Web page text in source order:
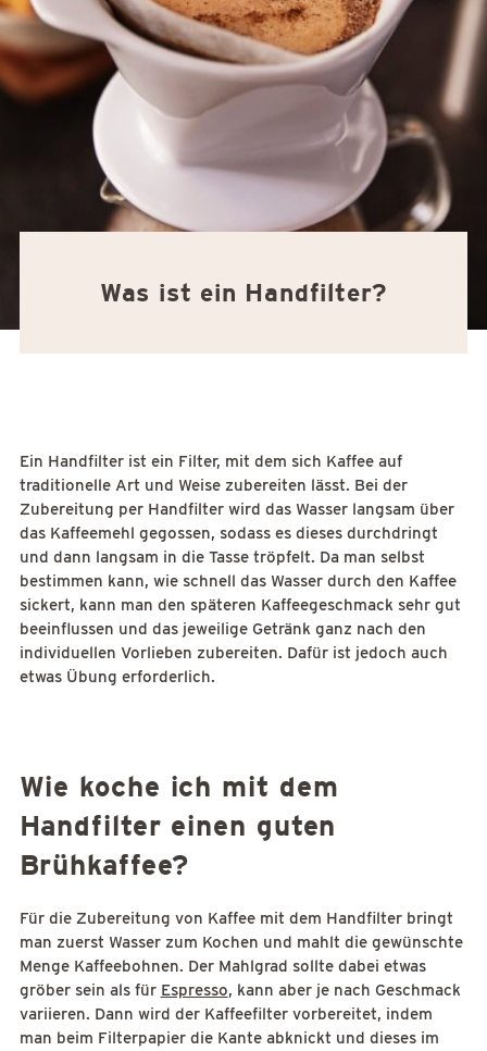
Was ist ein Handfilter?
Ein Handfilter ist ein Filter, mit dem sich Kaffee auf
traditionelle Art und Weise zubereiten lässt. Bei der
Zubereitung per Handfilter wird das Wasser langsam über
das Kaffeemehl gegossen, sodass es dieses durchdringt
und dann langsam in die Tasse tröpfelt. Da man selbst
bestimmen kann, wie schnell das Wasser durch den Kaffee
sickert, kann man den späteren Kaffeegeschmack sehr gut
beeinflussen und das jeweilige Getränk ganz nach den
individuellen Vorlieben zubereiten. Dafür ist jedoch auch
etwas Übung erforderlich.
Wie koche ich mit dem
Handfilter einen guten
Brühkaffee?
Für die Zubereitung von Kaffee mit dem Handfilter bringt
man zuerst Wasser zum Kochen und mahlt die gewünschte
Menge Kaffeebohnen. Der Mahlgrad sollte dabei etwas
gröber sein als für Espresso, kann aber je nach Geschmack
variieren. Dann wird der Kaffeefilter vorbereitet, indem
man beim Filterpapier die Kante abknickt und dieses im